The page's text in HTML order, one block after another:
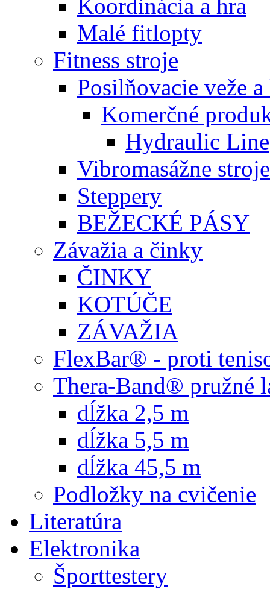
Koordinácia a hra
Malé fitlopty
Fitness stroje
Posilňovacie veže
Komerčné
Hydraulic Line
Vibromasážne stroje
Steppery
BEŽECKÉ PÁSY
Závažia a činky
ČINKY
KOTÚČE
ZÁVAŽIA
FlexBar® - proti
Thera-Band® pružné
dĺžka 2,5 m
dĺžka 5,5 m
dĺžka 45,5 m
Podložky na cvičenie
Literatúra
Elektronika
Športtestery